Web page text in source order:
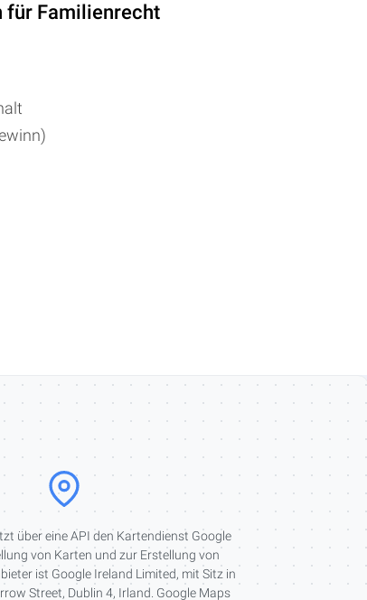
für Familienrecht
über eine API den Kartendienst Google
von Karten und zur Erstellung von
ist Google Ireland Limited, mit Sitz in
Street, Dublin 4, Irland. Google Maps